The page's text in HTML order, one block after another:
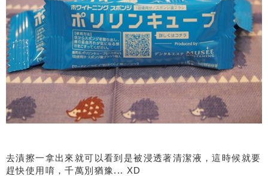
去漬擦一拿出來就可以看到是被浸透著清潔液，這時候就要
趕快使用唷，千萬別猶豫... XD